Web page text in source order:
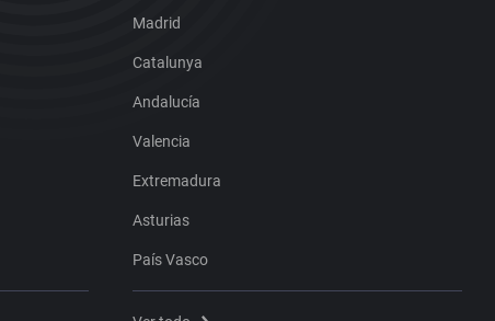
Madrid
Catalunya
Andalucía
Valencia
Extremadura
Asturias
País Vasco